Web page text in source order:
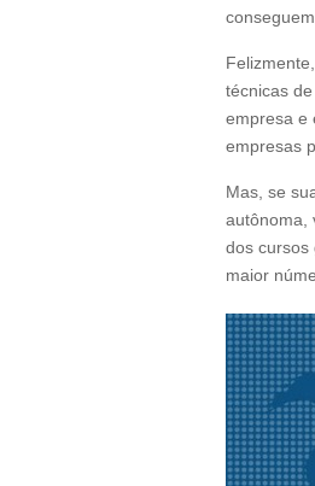
técnicas
empresa e
empresas
Mas, se
autônoma,
dos cursos
maior